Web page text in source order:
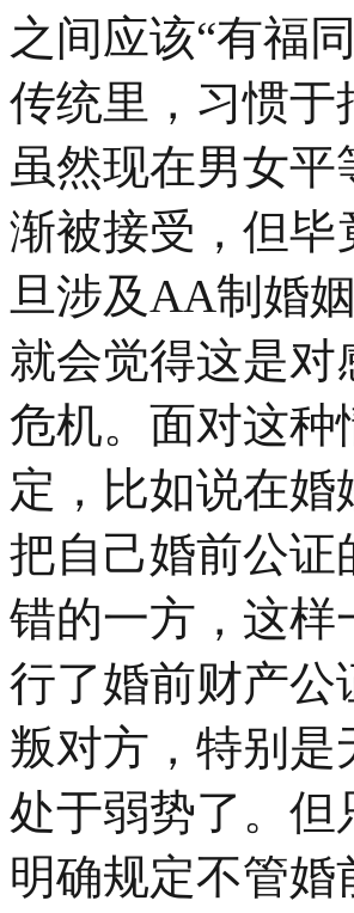
之间应该“有福
传统里，习惯于
虽然现在男女
渐被接受，但毕
旦涉及AA制婚
就会觉得这是
危机。面对这种
定，比如说在
把自己婚前公证
错的一方，这样
行了婚前财产公
叛对方，特别
处于弱势了。但
明确规定不管